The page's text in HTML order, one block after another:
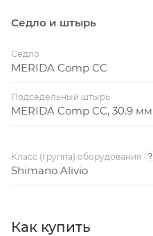
Седло и штырь
Седло
MERIDA Comp CC
Подседельный штырь
MERIDA Comp CC, 30.9 мм
Класс (группа) оборудования ?
Shimano Alivio
Как купить